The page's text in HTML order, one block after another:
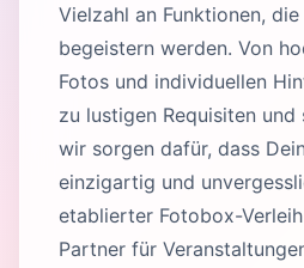
Vielzahl an Funktionen,
begeistern werden. Von
Fotos und individuellen
zu lustigen Requisiten
wir sorgen dafür, dass
einzigartig und
etablierter Fotobox-
Partner für